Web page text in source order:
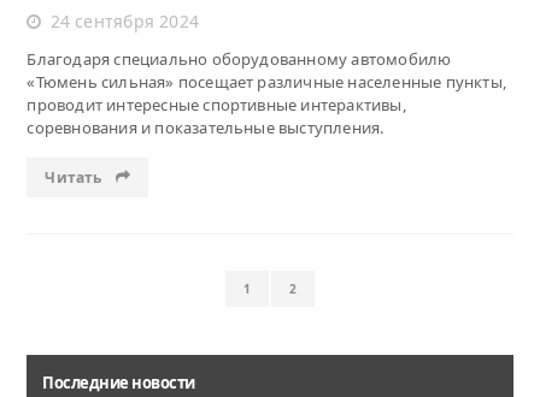
24 сентября 2024
Благодаря специально оборудованному автомобилю
«Тюмень сильная» посещает различные населенные пункты,
проводит интересные спортивные интерактивы,
соревнования и показательные выступления.
Читать
1 2
Последние новости